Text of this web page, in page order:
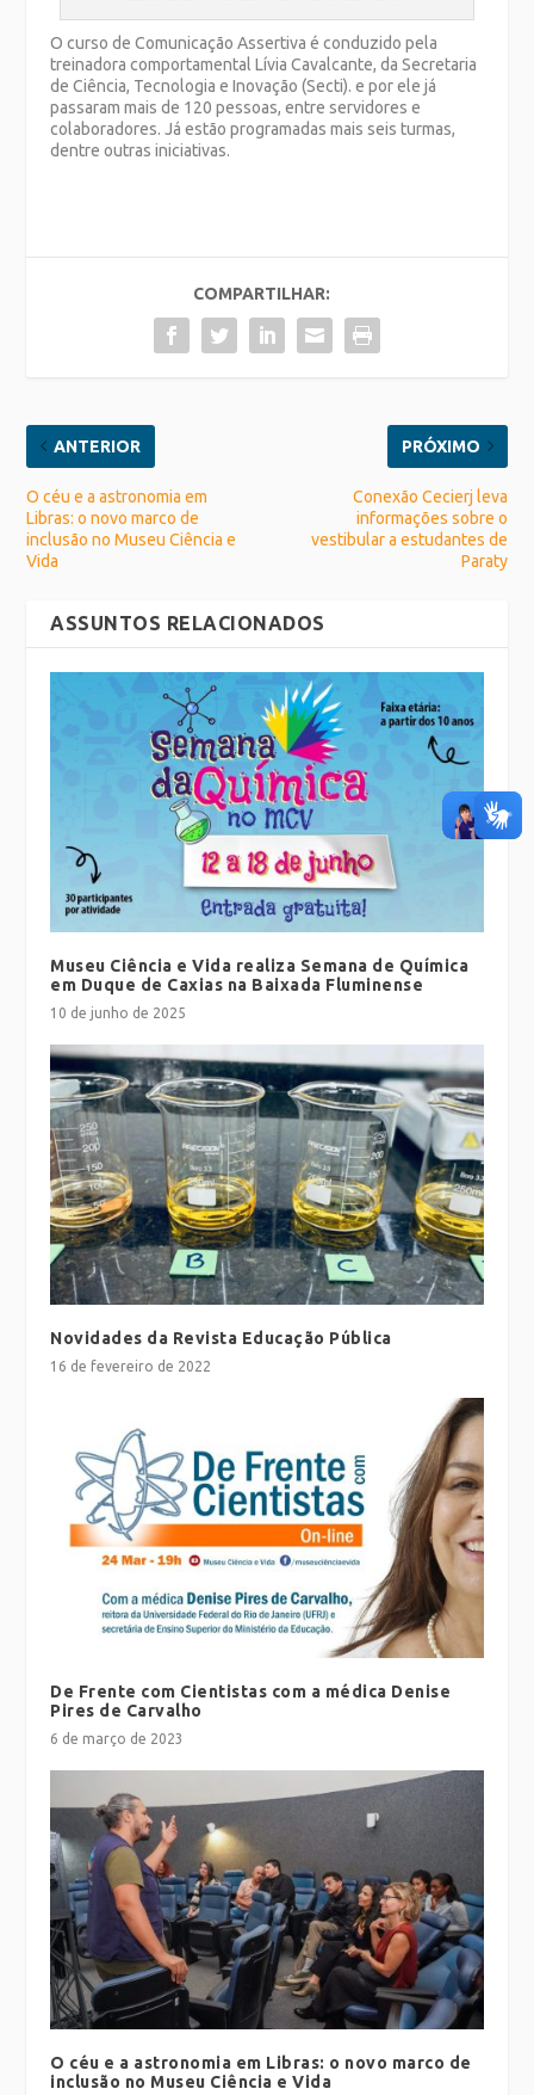
O curso de Comunicação Assertiva é conduzido pela
treinadora comportamental Lívia Cavalcante, da Secretaria
de Ciência, Tecnologia e Inovação (Secti). e por ele já
passaram mais de 120 pessoas, entre servidores e
colaboradores. Já estão programadas mais seis turmas,
dentre outras iniciativas.
COMPARTILHAR:
ANTERIOR
O céu e a astronomia em
Libras: o novo marco de
inclusão no Museu Ciência e
Vida
PRÓXIMO
Conexão Cecierj leva
informações sobre o
vestibular a estudantes de
Paraty
ASSUNTOS RELACIONADOS
Museu Ciência e Vida realiza Semana de Química
em Duque de Caxias na Baixada Fluminense
10 de junho de 2025
Novidades da Revista Educação Pública
16 de fevereiro de 2022
De Frente com Cientistas com a médica Denise
Pires de Carvalho
6 de março de 2023
O céu e a astronomia em Libras: o novo marco de
inclusão no Museu Ciência e Vida